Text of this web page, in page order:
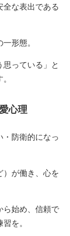
全な表出である
形態。
っている」と
心理
・防衛的になっ
）が働き、心を
ら始め、信頼で
を。